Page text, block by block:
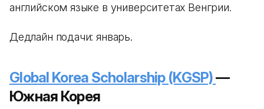
английском языке в университетах Венгрии.
Дедлайн подачи: январь.
Global Korea Scholarship (KGSP)—
Южная Корея